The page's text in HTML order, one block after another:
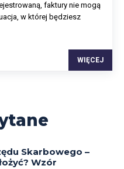
faktury nie mogą
w której będziesz
WIĘCEJ
Skarbowego –
Wzór